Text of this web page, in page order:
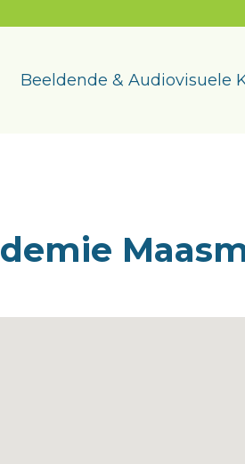
Beeldende & Audiovisuele